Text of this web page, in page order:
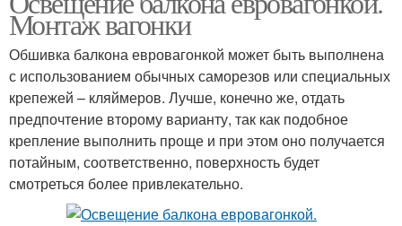
Монтаж вагонки
Обшивка балкона евровагонкой может быть выполнена
с использованием обычных саморезов или специальных
крепежей – кляймеров. Лучше, конечно же, отдать
предпочтение второму варианту, так как подобное
крепление выполнить проще и при этом оно получается
потайным, соответственно, поверхность будет
смотреться более привлекательно.